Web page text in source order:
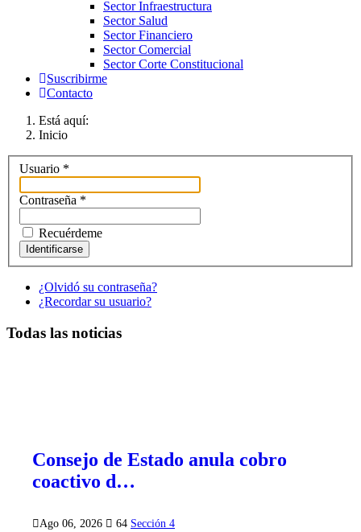
Sector Infraestructura
Sector Salud
Sector Financiero
Sector Comercial
Sector Corte Constitucional
Suscribirme
Contacto
Está aquí:
Inicio
Usuario *
Contraseña *
Recuérdeme
Identificarse
¿Olvidó su contraseña?
¿Recordar su usuario?
Todas las noticias
Consejo de Estado anula cobro
coactivo d…
Ago 06, 2026 64 Sección 4